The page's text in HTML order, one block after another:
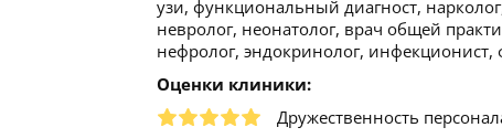
узи, функциональный диагност,
невролог, неонатолог, врач общей
нефролог, эндокринолог, инфекционист,
Оценки клиники:
Дружественность